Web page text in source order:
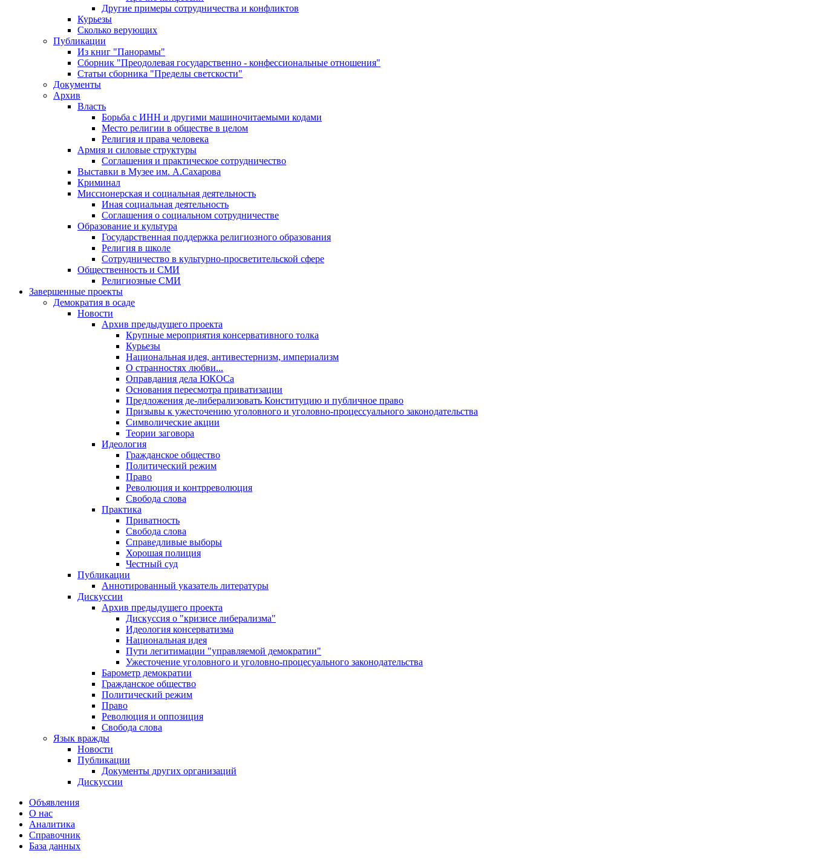
Другие примеры сотрудничества и конфликтов
Курьезы
Сколько верующих
Публикации
Из книг "Панорамы"
Сборник "Преодолевая государственно - конфессиональные отношения"
Статьи сборника "Пределы светскости"
Документы
Архив
Власть
Борьба с ИНН и другими машиночитаемыми кодами
Место религии в обществе в целом
Религия и права человека
Армия и силовые структуры
Соглашения и практическое сотрудничество
Выставки в Музее им. А.Сахарова
Криминал
Миссионерская и социальная деятельность
Иная социальная деятельность
Соглашения о социальном сотрудничестве
Образование и культура
Государственная поддержка религиозного образования
Религия в школе
Сотрудничество в культурно-просветительской сфере
Общественность и СМИ
Религиозные СМИ
Завершенные проекты
Демократия в осаде
Новости
Архив предыдущего проекта
Крупные мероприятия консервативного толка
Курьезы
Национальная идея, антивестернизм, империализм
О странностях любви...
Оправдания дела ЮКОСа
Основания пересмотра приватизации
Предложения де-либерализовать Конституцию и публичное право
Призывы к ужесточению уголовного и уголовно-процессуального законодательства
Символические акции
Теории заговора
Идеология
Гражданское общество
Политический режим
Право
Революция и контрреволюция
Свобода слова
Практика
Приватность
Свобода слова
Справедливые выборы
Хорошая полиция
Честный суд
Публикации
Аннотированный указатель литературы
Дискуссии
Архив предыдущего проекта
Дискуссия о "кризисе либерализма"
Идеология консерватизма
Национальная идея
Пути легитимации "управляемой демократии"
Ужесточение уголовного и уголовно-процесуального законодательства
Барометр демократии
Гражданское общество
Политический режим
Право
Революция и оппозиция
Свобода слова
Язык вражды
Новости
Публикации
Документы других организаций
Дискуссии
Объявления
О нас
Аналитика
Справочник
База данных